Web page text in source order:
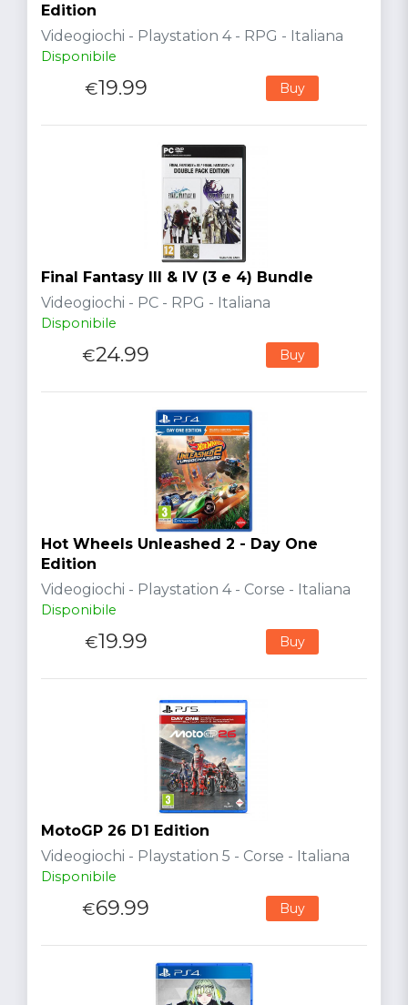
Edition
Videogiochi - Playstation 4 - RPG - Italiana
Disponibile
€19.99 Buy
Final Fantasy III & IV (3 e 4) Bundle
Videogiochi - PC - RPG - Italiana
Disponibile
€24.99 Buy
Hot Wheels Unleashed 2 - Day One
Edition
Videogiochi - Playstation 4 - Corse - Italiana
Disponibile
€19.99 Buy
MotoGP 26 D1 Edition
Videogiochi - Playstation 5 - Corse - Italiana
Disponibile
€69.99 Buy